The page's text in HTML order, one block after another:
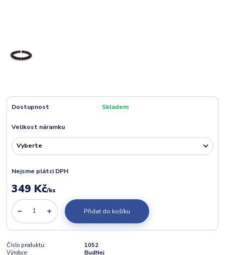
Dostupnost Skladem
Velikost náramku
Nejsme plátci DPH
349 Kč/ks
Přidat do košíku
Číslo produktu:
1052
Výrobce:
BudNej